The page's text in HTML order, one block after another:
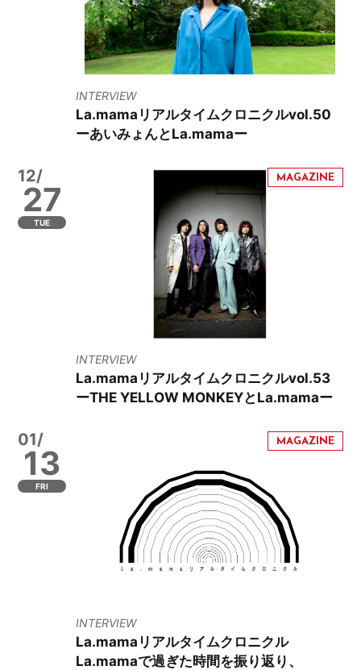
INTERVIEW
La.mamaリアルタイムクロニクルvol.50
ーあいみょんとLa.mamaー
12/
27
TUE
INTERVIEW
La.mamaリアルタイムクロニクルvol.53
ーTHE YELLOW MONKEYとLa.mamaー
01/
13
FRI
INTERVIEW
La.mamaリアルタイムクロニクル
La.mamaで過ぎた時間を振り返り、